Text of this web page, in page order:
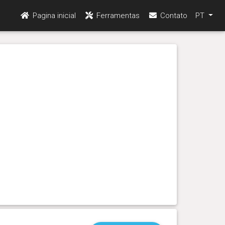
Pagina inicial Ferramentas Contato PT